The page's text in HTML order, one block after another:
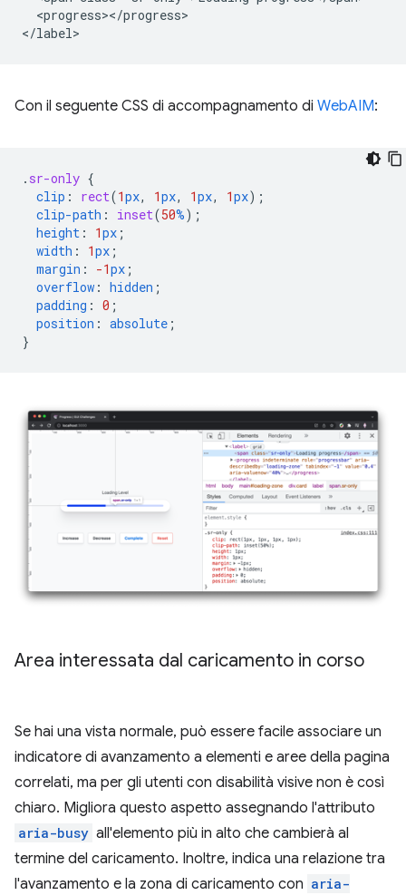
  <progress></progress>
Con il seguente CSS di accompagnamento di WebAIM:
. sr-only {
clip : rect(1px, 1px, 1px, 1px);
clip-path : inset(50%);
height : 1px ;
width : 1px ;
margin : -1px ;
overflow : hidden ;
padding : 0 ;
position : absolute ;
}
Area interessata dal caricamento in corso
Se hai una vista normale, può essere facile associare un
indicatore di avanzamento a elementi e aree della pagina
correlati, ma per gli utenti con disabilità visive non è così
chiaro. Migliora questo aspetto assegnando l'attributo
aria-busy all'elemento più in alto che cambierà al
termine del caricamento. Inoltre, indica una relazione tra
l'avanzamento e la zona di caricamento con aria-